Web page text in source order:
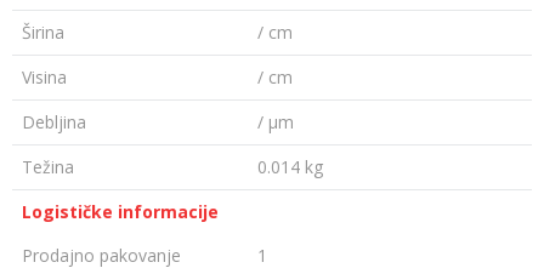
Širina
/ cm
Visina
/ cm
Debljina
/ µm
Težina
0.014 kg
Logističke informacije
Prodajno pakovanje
1